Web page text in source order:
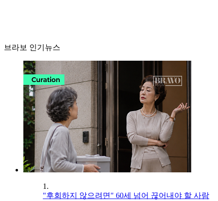
브라보 인기뉴스
1.
"후회하지 않으려면" 60세 넘어 끊어내야 할 사람